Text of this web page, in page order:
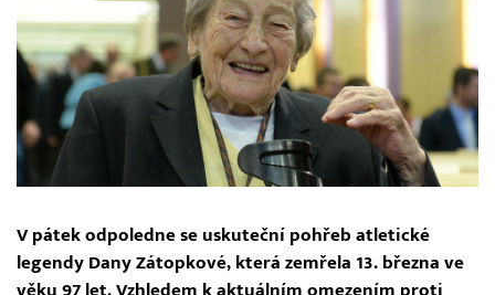
V pátek odpoledne se uskuteční pohřeb atletické
legendy Dany Zátopkové, která zemřela 13. března ve